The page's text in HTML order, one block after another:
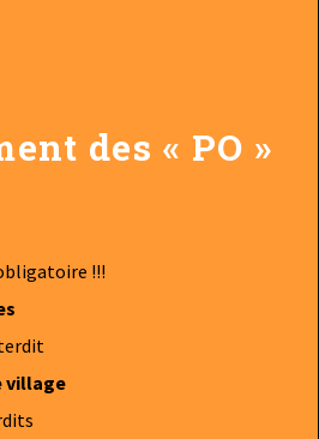
des « PO »
!!!
village